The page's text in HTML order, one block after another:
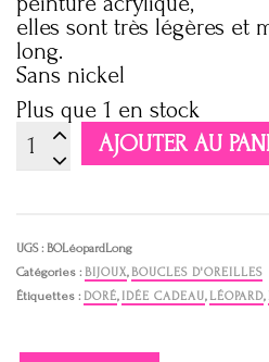
elles sont très légères et
long.
Sans nickel
Plus que 1 en stock
quantité
de
léopard
AJOUTER AU
UGS : BOLéopardLong
Catégories : BIJOUX, BOUCLES D'OREILLES
Étiquettes : DORÉ, IDÉE CADEAU, LÉOPARD,